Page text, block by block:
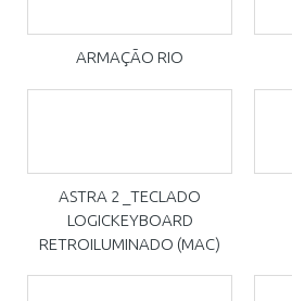
ARMAÇÃO RIO
ASTRA 2 _TECLADO
LOGICKEYBOARD
RETROILUMINADO (MAC)